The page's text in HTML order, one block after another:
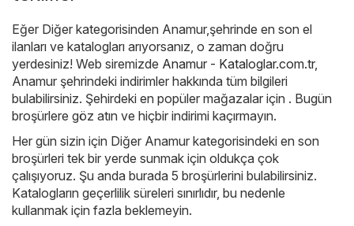
Eğer Diğer kategorisinden Anamur,şehrinde en son el
ilanları ve katalogları arıyorsanız, o zaman doğru
yerdesiniz! Web siremizde Anamur - Kataloglar.com.tr,
Anamur şehrindeki indirimler hakkında tüm bilgileri
bulabilirsiniz. Şehirdeki en popüler mağazalar için . Bugün
broşürlere göz atın ve hiçbir indirimi kaçırmayın.
Her gün sizin için Diğer Anamur kategorisindeki en son
broşürleri tek bir yerde sunmak için oldukça çok
çalışıyoruz. Şu anda burada 5 broşürlerini bulabilirsiniz.
Katalogların geçerlilik süreleri sınırlıdır, bu nedenle
kullanmak için fazla beklemeyin.